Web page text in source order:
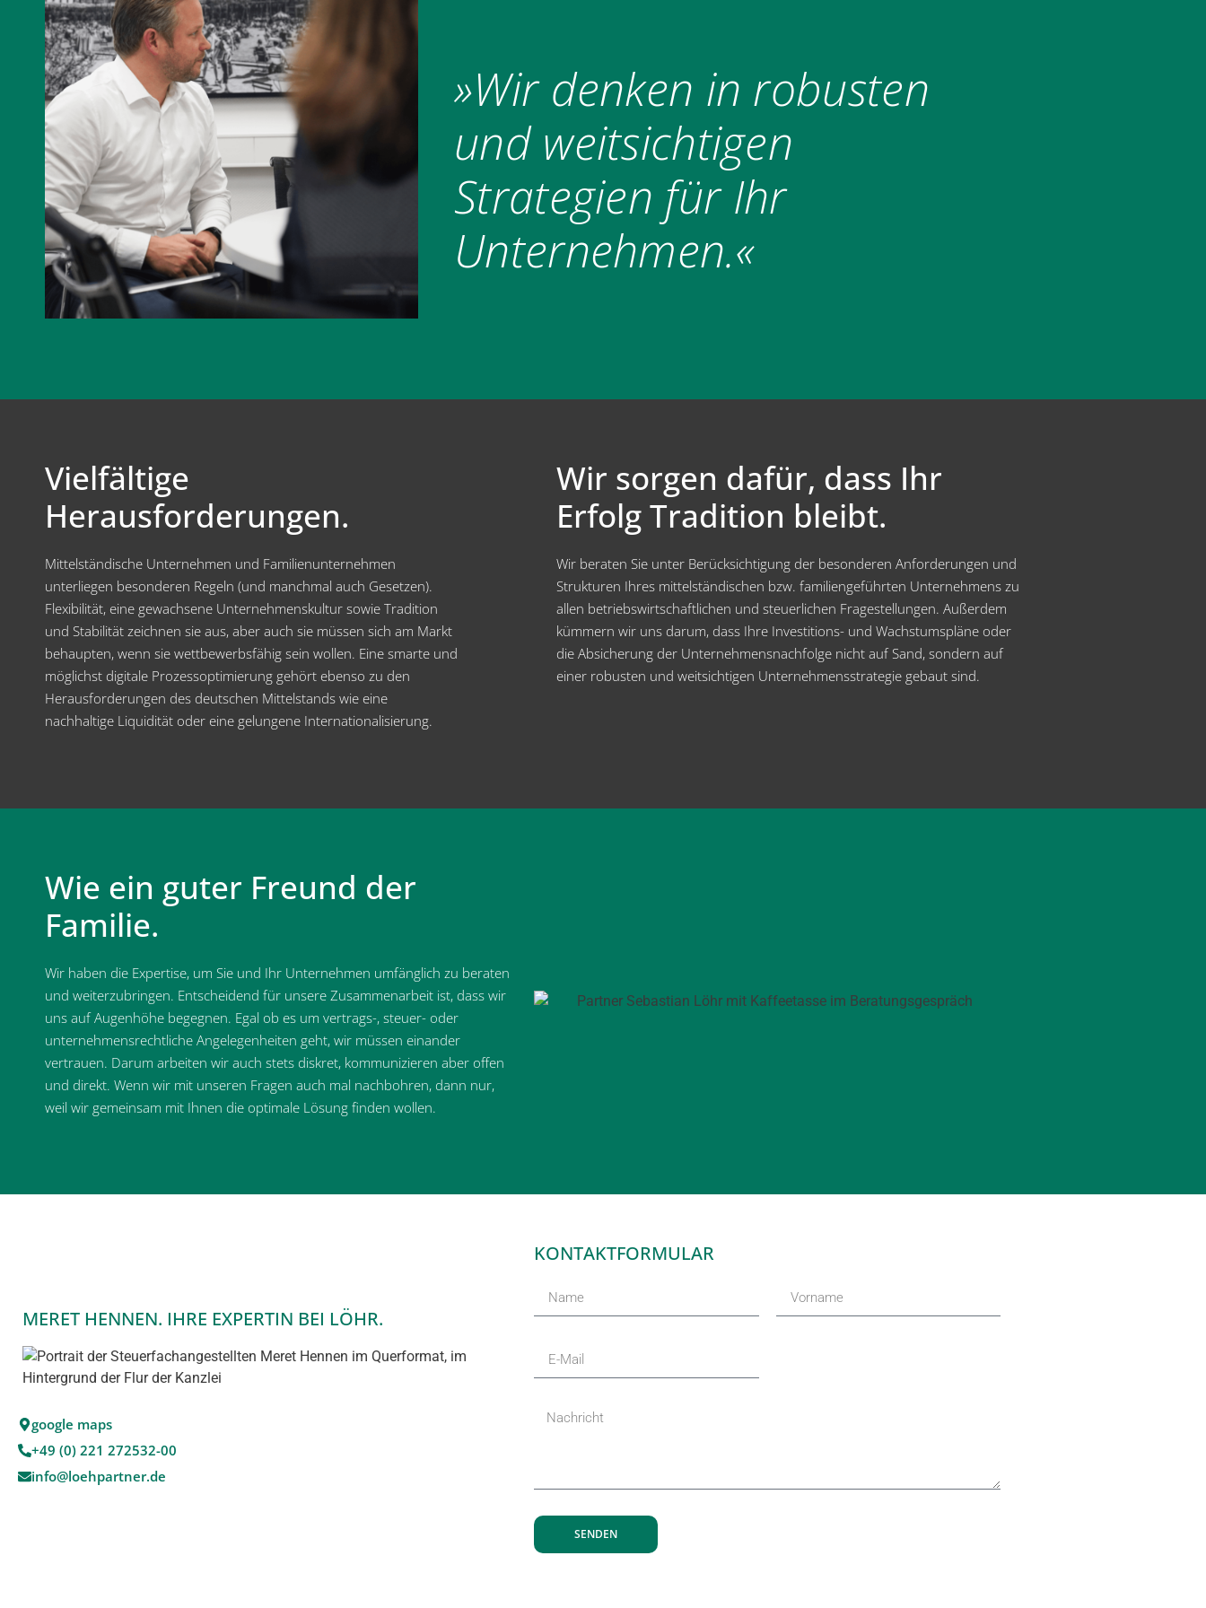
»Wir denken in robusten
und weitsichtigen
Strategien für Ihr
Unternehmen.«
Vielfältige
Herausforderungen.
Mittelständische Unternehmen und Familienunternehmen
unterliegen besonderen Regeln (und manchmal auch Gesetzen).
Flexibilität, eine gewachsene Unternehmenskultur sowie Tradition
und Stabilität zeichnen sie aus, aber auch sie müssen sich am Markt
behaupten, wenn sie wettbewerbsfähig sein wollen. Eine smarte und
möglichst digitale Prozessoptimierung gehört ebenso zu den
Herausforderungen des deutschen Mittelstands wie eine
nachhaltige Liquidität oder eine gelungene Internationalisierung.
Wir sorgen dafür, dass Ihr
Erfolg Tradition bleibt.
Wir beraten Sie unter Berücksichtigung der besonderen Anforderungen und
Strukturen Ihres mittelständischen bzw. familiengeführten Unternehmens zu
allen betriebswirtschaftlichen und steuerlichen Fragestellungen. Außerdem
kümmern wir uns darum, dass Ihre Investitions- und Wachstumspläne oder
die Absicherung der Unternehmensnachfolge nicht auf Sand, sondern auf
einer robusten und weitsichtigen Unternehmensstrategie gebaut sind.
Wie ein guter Freund der
Familie.
Wir haben die Expertise, um Sie und Ihr Unternehmen umfänglich zu beraten
und weiterzubringen. Entscheidend für unsere Zusammenarbeit ist, dass wir
uns auf Augenhöhe begegnen. Egal ob es um vertrags-, steuer- oder
unternehmensrechtliche Angelegenheiten geht, wir müssen einander
vertrauen. Darum arbeiten wir auch stets diskret, kommunizieren aber offen
und direkt. Wenn wir mit unseren Fragen auch mal nachbohren, dann nur,
weil wir gemeinsam mit Ihnen die optimale Lösung finden wollen.
MERET HENNEN. IHRE EXPERTIN BEI LÖHR.
google maps
+49 (0) 221 272532-00
info@loehpartner.de
KONTAKTFORMULAR
SENDEN